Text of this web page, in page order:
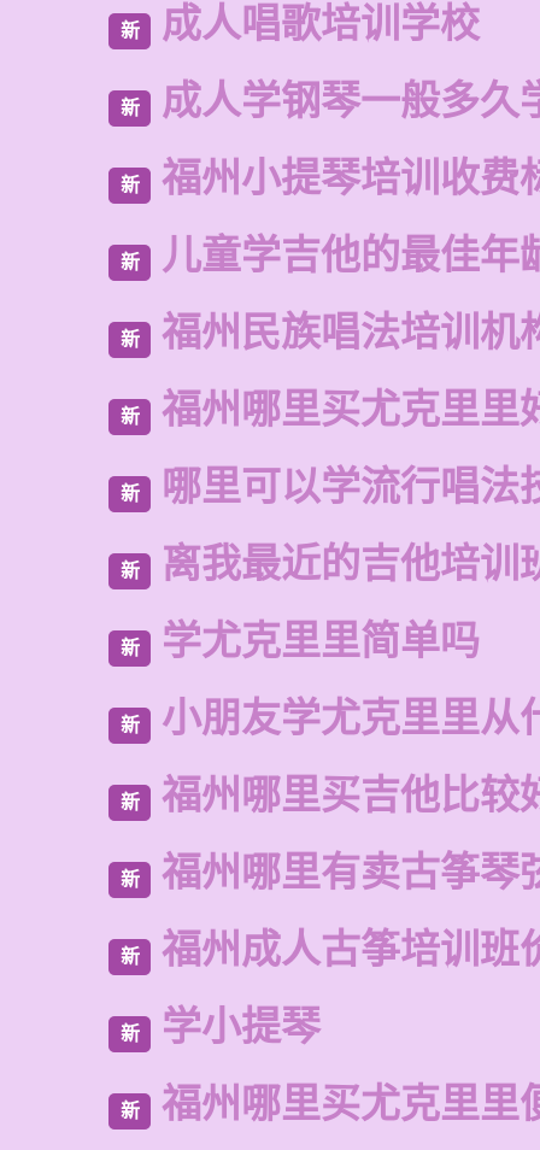
新 成人唱歌培训学校
新 成人学钢琴一般多久
新 福州小提琴培训收费
新 儿童学吉他的最佳年
新 福州民族唱法培训机
新 福州哪里买尤克里里
新 哪里可以学流行唱法
新 离我最近的吉他培训
新 学尤克里里简单吗
新 小朋友学尤克里里从
新 福州哪里买吉他比较
新 福州哪里有卖古筝琴
新 福州成人古筝培训班
新 学小提琴
新 福州哪里买尤克里里